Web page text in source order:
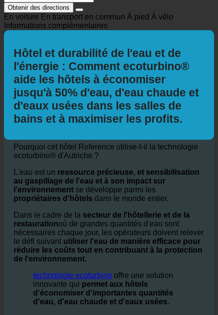
Obtenir des directions
Informations complémentaires
Hôtel et durabilité de l'eau et de
l'énergie : Comment ecoturbino®
aide les hôtels à économiser
jusqu'à 50% d'eau, d'eau chaude et
d'eaux usées dans les salles de
bains et à maximiser les profits.
Pourquoi cet hôtel Reference utilise-t-il la technologie
ecoturbino® d'Autriche ?
L'eau est unressource précieuse, et sensibilisation
au gaspillage de l'eau et à son impact sur
l'environnement se développe parmi les
propriétaires d'hôtelsdans le monde entier.
Dans le cadre de lasecteur de l'hôtellerie et de la
restaurationoù de grandes quantités d'eau sont
nécessaires chaque jour, les opérateurs doivent relever
réduire les coûts tout en contribuant à la protection
de l'environnement.
technologie ecoturbinooffre une solution
innovante qui